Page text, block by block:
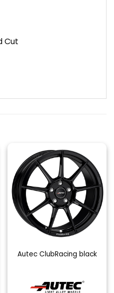
Cut
Autec ClubRacing black